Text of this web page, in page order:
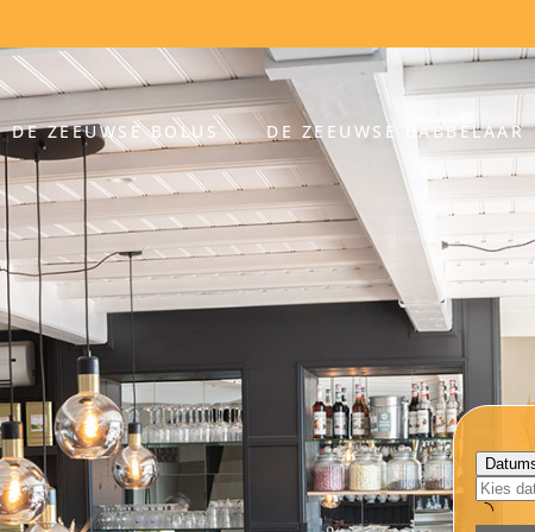
DE ZEEUWSE BOLUS DE ZEEUWSE BABBELAAR